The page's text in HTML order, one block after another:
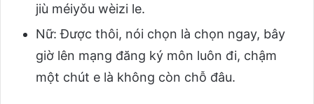
jiù méiyǒu wèizi le.
Nữ: Được thôi, nói chọn là chọn ngay, bây
giờ lên mạng đăng ký môn luôn đi, chậm
một chút e là không còn chỗ đâu.